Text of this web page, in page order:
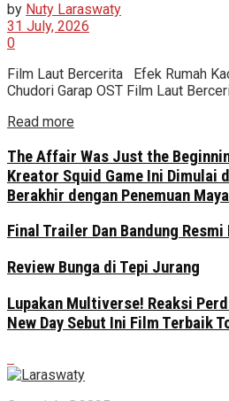
by Nuty Laraswaty
31 July, 2026
0
Film Laut Bercerita Efek Rumah
Chudori Garap OST Film Laut
Read more
The Affair Was Just the
Kreator Squid Game Ini Dimulai
Berakhir dengan Penemuan
Final Trailer Dan Bandung
Review Bunga di Tepi Jurang
Lupakan Multiverse! Reaksi
New Day Sebut Ini Film Terbaik